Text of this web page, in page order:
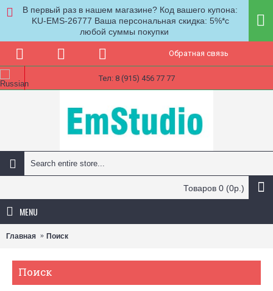
В первый раз в нашем магазине? Код вашего купона:
KU-EMS-26777 Ваша персональная скидка: 5%*с
любой суммы покупки
Обратная связь
Тел: 8 (915) 456 77 77
Товаров 0 (0р.)
MENU
Главная Поиск
Поиск